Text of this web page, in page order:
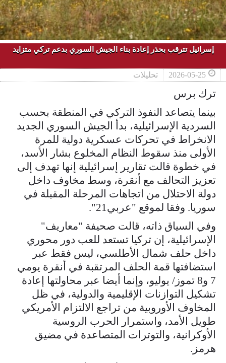
إسرائيل تترقب بحذر إعادة بناء الجيش السوري بدعم تركي متزايد
2026-05-25 تحليلات
ترك برس
بينما يتصاعد النفوذ التركي في المنطقة بحسب
السردية الإسرائيلية، بدأ الجيش السوري الجديد
الانخراط في تحركات عسكرية دولية للمرة
الأولى منذ سقوط النظام المخلوع بشار الأسد،
في خطوة قالت تقارير إسرائيلية إنها تهدف إلى
تعزيز التحالف مع أنقرة، وسط مخاوف داخل
دولة الاحتلال من اتجاهات المرحلة المقبلة في
سوريا. وفقا لموقع "عربي21".
وفي السياق ذاته، قالت صحيفة "معاريف"
الإسرائيلية، إن تركيا تستعد للعب دور محوري
داخل حلف شمال الأطلسي، ليس فقط عبر
استضافتها قمة الحلف المرتقبة في أنقرة يومي
7 و8 تموز/ يوليو، وإنما أيضا عبر محاولتها إعادة
تشكيل التوازنات الإقليمية والدولية، في ظل
المخاوف الأوروبية من تراجع الالتزام الأمريكي
طويل الأمد، واستمرار الحرب الروسية
الأوكرانية، والتوترات المتصاعدة في مضيق
هرمز.